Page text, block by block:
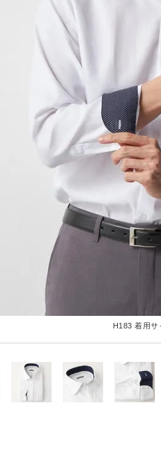
H183 着用サ